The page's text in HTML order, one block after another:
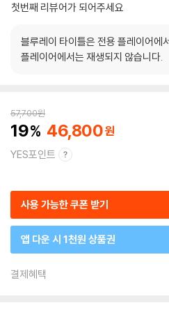
첫번째 리뷰어가 되어주세요
블루레이 타이틀은 전용 플레이어에
플레이어에서는 재생되지 않습니다.
57,700원
19 46,800
YES포인트
사용 가능한 쿠폰 받기
앱 다운 시 1천원 상품권
결제혜택